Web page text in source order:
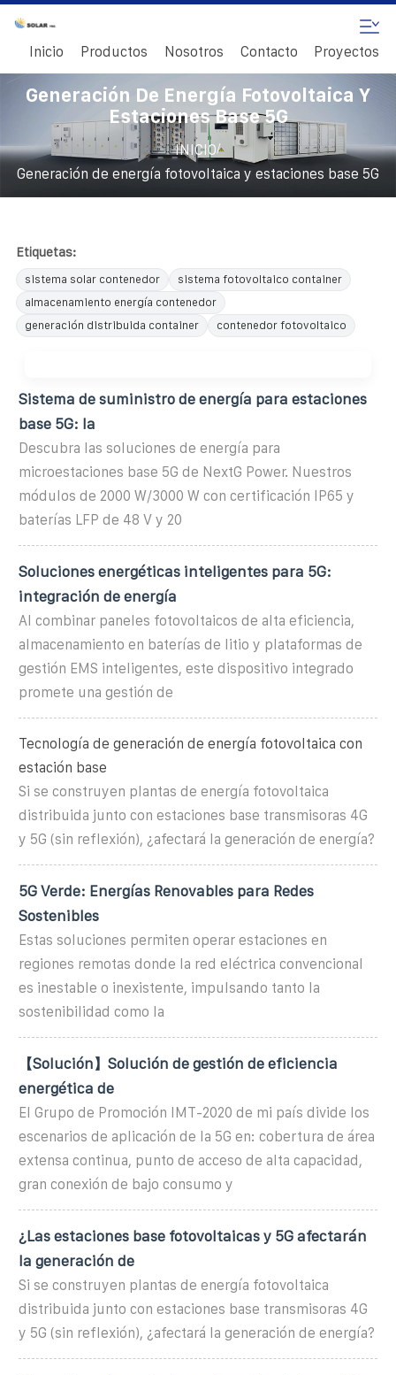
Inicio Productos Nosotros Contacto Proyectos
Generación De Energía Fotovoltaica Y
Estaciones Base 5G
INICIO/
Generación de energía fotovoltaica y estaciones base 5G
Etiquetas:
sistema solar contenedor
sistema fotovoltaico container
almacenamiento energía contenedor
generación distribuida container
contenedor fotovoltaico
Sistema de suministro de energía para estaciones
base 5G: la
Descubra las soluciones de energía para
microestaciones base 5G de NextG Power. Nuestros
módulos de 2000 W/3000 W con certificación IP65 y
baterías LFP de 48 V y 20
Soluciones energéticas inteligentes para 5G:
integración de energía
Al combinar paneles fotovoltaicos de alta eficiencia,
almacenamiento en baterías de litio y plataformas de
gestión EMS inteligentes, este dispositivo integrado
promete una gestión de
Tecnología de generación de energía fotovoltaica con
estación base
Si se construyen plantas de energía fotovoltaica
distribuida junto con estaciones base transmisoras 4G
y 5G (sin reflexión), ¿afectará la generación de energía?
5G Verde: Energías Renovables para Redes
Sostenibles
Estas soluciones permiten operar estaciones en
regiones remotas donde la red eléctrica convencional
es inestable o inexistente, impulsando tanto la
sostenibilidad como la
【Solución】Solución de gestión de eficiencia
energética de
El Grupo de Promoción IMT-2020 de mi país divide los
escenarios de aplicación de la 5G en: cobertura de área
extensa continua, punto de acceso de alta capacidad,
gran conexión de bajo consumo y
¿Las estaciones base fotovoltaicas y 5G afectarán
la generación de
Si se construyen plantas de energía fotovoltaica
distribuida junto con estaciones base transmisoras 4G
y 5G (sin reflexión), ¿afectará la generación de energía?